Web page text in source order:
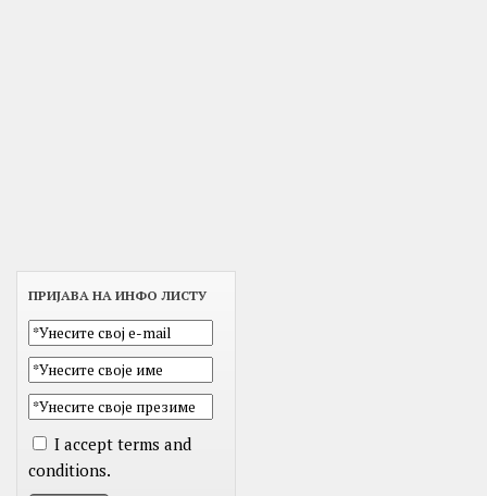
ПРИЈАВА НА ИНФО ЛИСТУ
I accept terms and
conditions.